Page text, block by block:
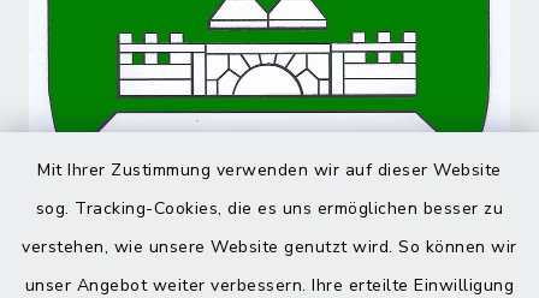
Mit Ihrer Zustimmung verwenden wir auf dieser Website
sog. Tracking-Cookies, die es uns ermöglichen besser zu
verstehen, wie unsere Website genutzt wird. So können wir
unser Angebot weiter verbessern. Ihre erteilte Einwilligung